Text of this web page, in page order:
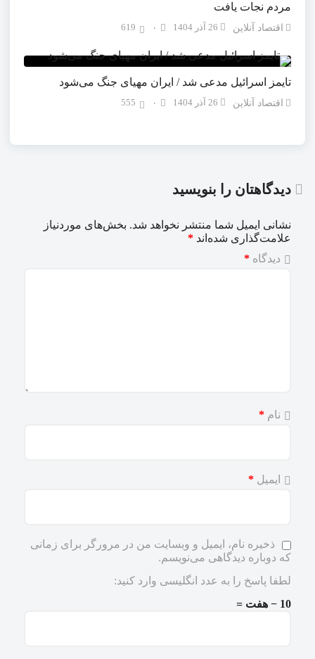
مردم نجات یافت
اقتصاد آنلاین 26 آذر 1404 619
تایمز اسرائیل مدعی شد / ایران مهیای جنگ می‌شود
اقتصاد آنلاین 26 آذر 1404 555
دیدگاهتان را بنویسید
نشانی ایمیل شما منتشر نخواهد شد. بخش‌های موردنیاز
علامت‌گذاری شده‌اند *
دیدگاه *
نام *
ایمیل *
ذخیره نام، ایمیل و وبسایت من در مرورگر برای زمانی
که دوباره دیدگاهی می‌نویسم.
لطفا پاسخ را به عدد انگلیسی وارد کنید:
10 − هفت =